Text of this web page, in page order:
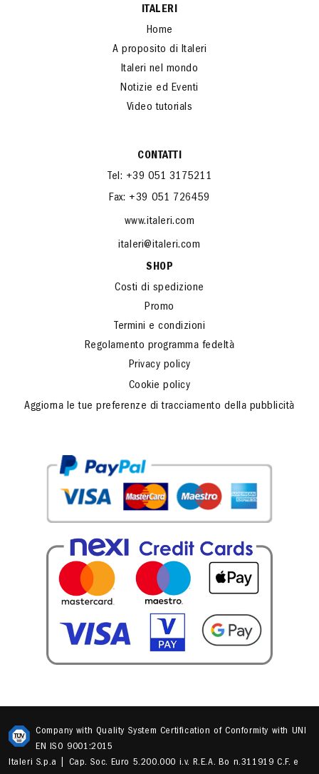
ITALERI
Home
A proposito di Italeri
Italeri nel mondo
Notizie ed Eventi
Video tutorials
CONTATTI
Tel: +39 051 3175211
Fax: +39 051 726459
www.italeri.com
italeri@italeri.com
SHOP
Costi di spedizione
Promo
Termini e condizioni
Regolamento programma fedeltà
Privacy policy
Cookie policy
Aggiorna le tue preferenze di tracciamento della pubblicità
Company with Quality System Certification of Conformity with UNI
EN ISO 9001:2015
Italeri S.p.a | Cap. Soc. Euro 5.200.000 i.v. R.E.A. Bo n.311919 C.F. e